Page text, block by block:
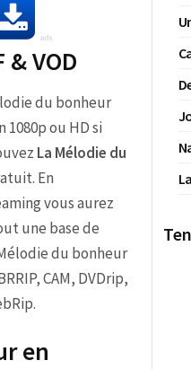
VOD
du bonheur
ou HD si
La Mélodie du
En
vous aurez
une base de
du bonheur
CAM, DVDrip,
en